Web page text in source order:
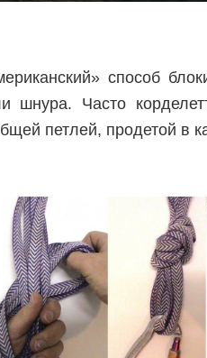
способ
шнура. Часто
петлей, продетой в